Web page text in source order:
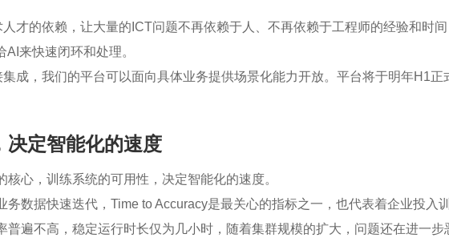
才的依赖，让大量的ICT问题不再依赖于人、不再依赖于工程师的经验和时
来快速闭环和处理。
成，我们的平台可以面向具体业务提供场景化能力开放。平台将于明年H1正
决定智能化的速度
心，训练系统的可用性，决定智能化的速度。
数据快速迭代，Time to Accuracy是最关心的指标之一，也代表着企业投入
遍不高，稳定运行时长仅为几小时，随着集群规模的扩大，问题还在进一步